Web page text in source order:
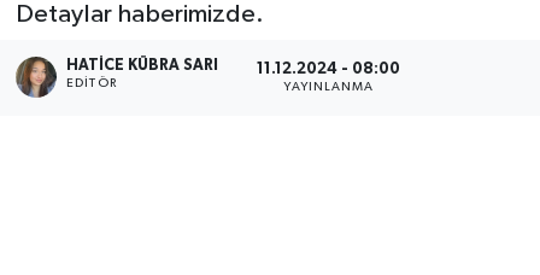
Detaylar haberimizde.
HATICE KÜBRA SARI
EDITÖR
11.12.2024 - 08:00
YAYINLANMA